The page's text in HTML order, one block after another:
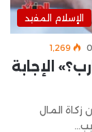
الإسلام المفيد
0 1٬269
الإجابة
زكاة المال